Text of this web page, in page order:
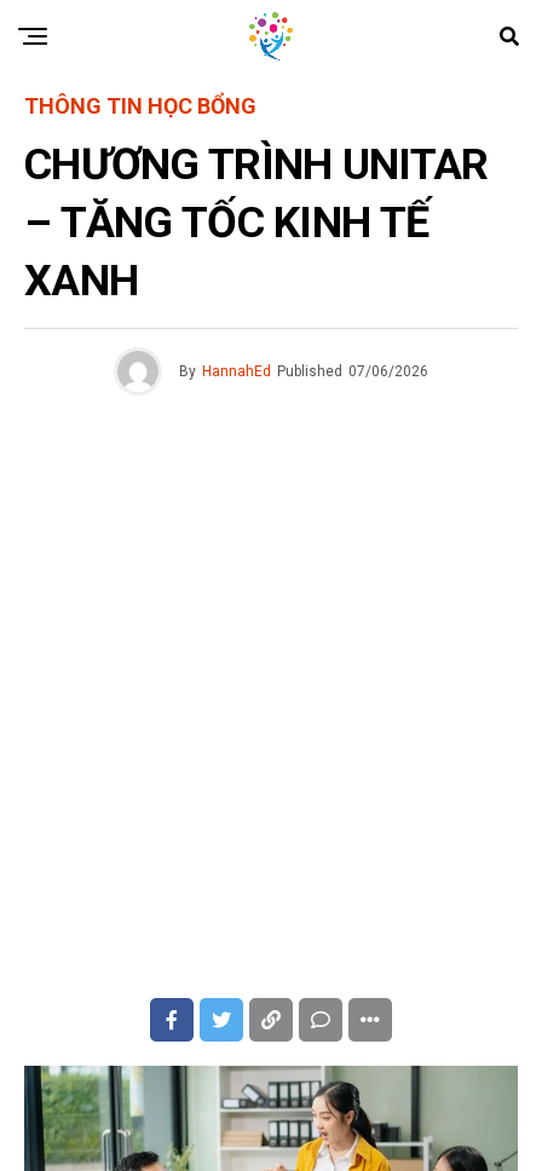
THÔNG TIN HỌC BỔNG
CHƯƠNG TRÌNH UNITAR
– TĂNG TỐC KINH TẾ
XANH
By HannahEd Published 07/06/2026